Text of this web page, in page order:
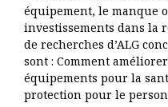
équipement, le manque
investissements dans la
de recherches d’ALG
sont : Comment
équipements pour la
protection pour le